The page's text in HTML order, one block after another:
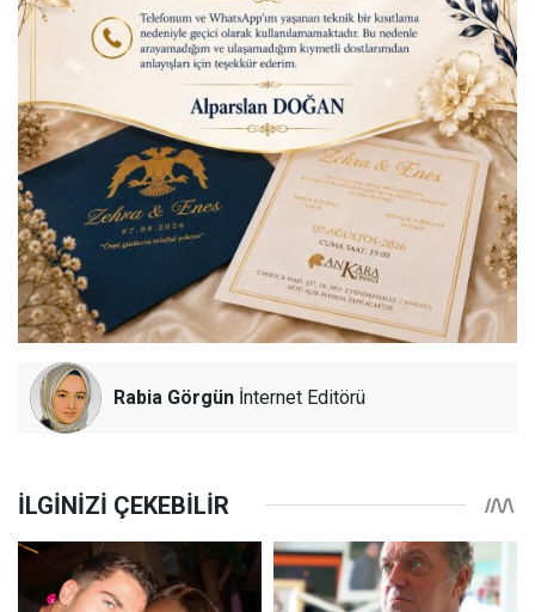
Rabia Görgün İnternet Editörü